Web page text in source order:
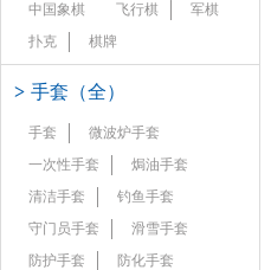
中国象棋
飞行棋
军棋
扑克
棋牌
> 手套（全）
手套
微波炉手套
一次性手套
焗油手套
清洁手套
钓鱼手套
守门员手套
滑雪手套
防护手套
防化手套